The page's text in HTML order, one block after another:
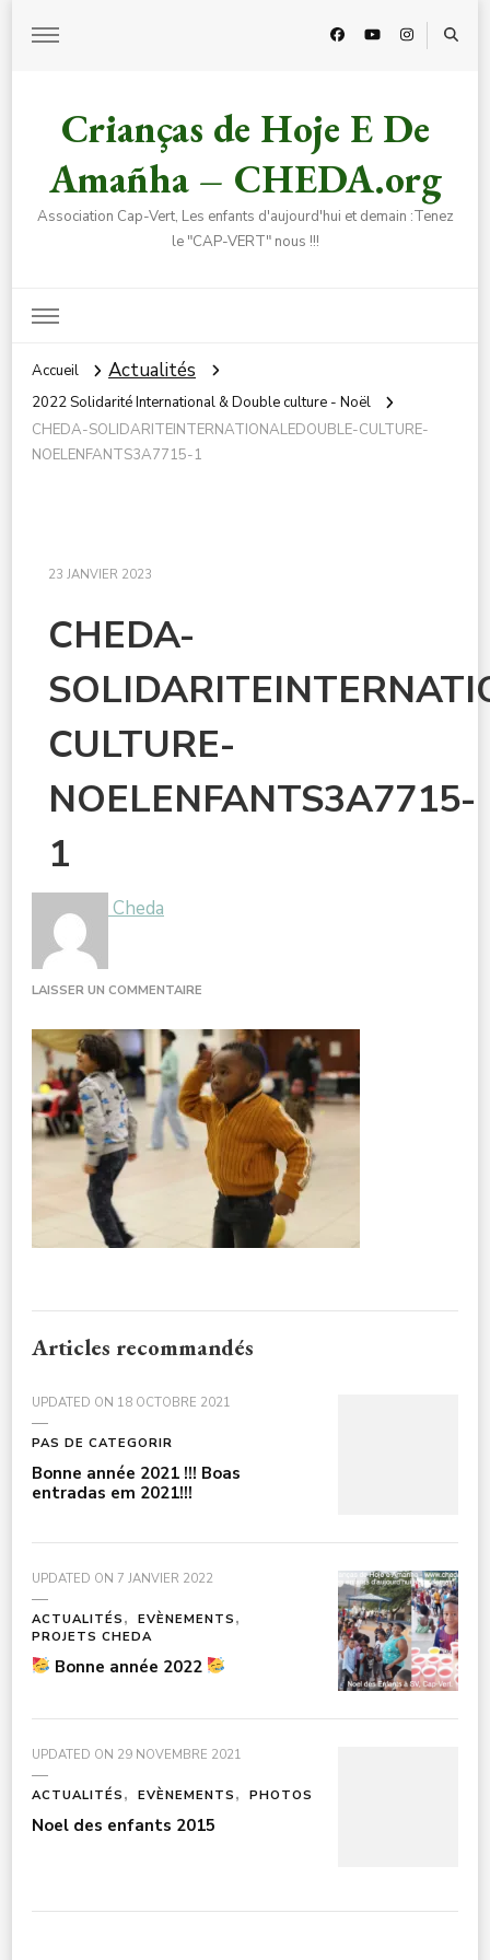
Crianças de Hoje E De
Amañha – CHEDA.org
Association Cap-Vert, Les enfants d'aujourd'hui et demain :Tenez
le "CAP-VERT" nous !!!
Accueil Actualités
2022 Solidarité International & Double culture - Noël
CHEDA-SOLIDARITEINTERNATIONALEDOUBLE-CULTURE-
NOELENFANTS3A7715-1
23 JANVIER 2023
CHEDA-
CULTURE-
NOELENFANTS3A7715-
1
Cheda
LAISSER UN COMMENTAIRE
SOLIDARITEINTERNATIONALEDOUBLE-
CULTURE-
NOELENFANTS3A7715-
1
Articles recommandés
UPDATED ON 18 OCTOBRE 2021
PAS DE CATEGORIR
Bonne année 2021 !!! Boas
entradas em 2021!!!
UPDATED ON 7 JANVIER 2022
ACTUALITÉS
EVÈNEMENTS
PROJETS CHEDA
Bonne année 2022
UPDATED ON 29 NOVEMBRE 2021
ACTUALITÉS EVÈNEMENTS PHOTOS
Noel des enfants 2015